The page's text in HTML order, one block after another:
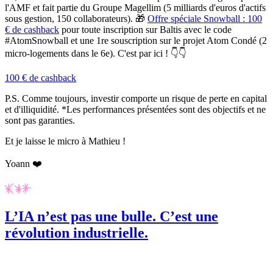
l'AMF et fait partie du Groupe Magellim (5 milliards d'euros d'actifs
sous gestion, 150 collaborateurs). 🎁 Offre spéciale Snowball : 100
€ de cashback pour toute inscription sur Baltis avec le code
#AtomSnowball et une 1re souscription sur le projet Atom Condé (2
micro-logements dans le 6e). C'est par ici ! 👇👇
100 € de cashback
P.S. Comme toujours, investir comporte un risque de perte en capital
et d'illiquidité. *Les performances présentées sont des objectifs et ne
sont pas garanties.
Et je laisse le micro à Mathieu !
Yoann ❤️
L’IA n’est pas une bulle. C’est une
révolution industrielle.